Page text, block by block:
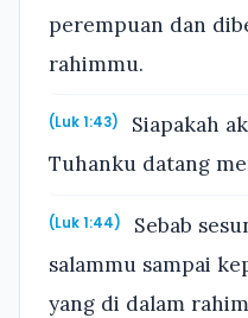
perempuan dan
rahimmu.
(Luk 1:43)
Siapakah
Tuhanku datang
(Luk 1:44)
Sebab
salammu sampai
yang di dalam